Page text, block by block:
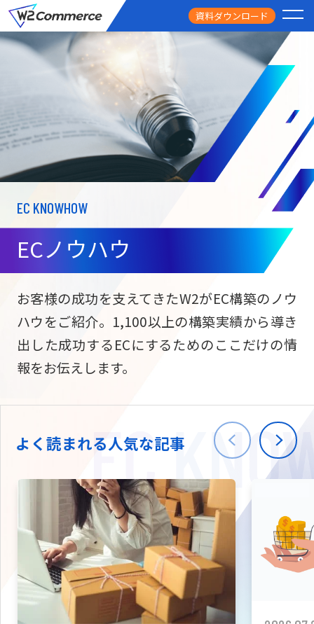
資料ダウンロード
サービス
ECサイト構築
サブスク/定期通販
ECサイト構築
海外進出・現地
W2
拡張プラグイン一覧
カスタマイズ開発
PRICE
料金
FEATURE
導入事例
USEFUL
お役立ち情報
NEWS
ニュース
会社情報
TW
EC KNOWHOW
ECノウハウ
お客様の成功を支えてきたW2がEC構築のノウ
ハウをご紹介。1,100以上の構築実績から導き
出した成功するECにするためのここだけの情
報をお伝えします。
よく読まれる人気な記事